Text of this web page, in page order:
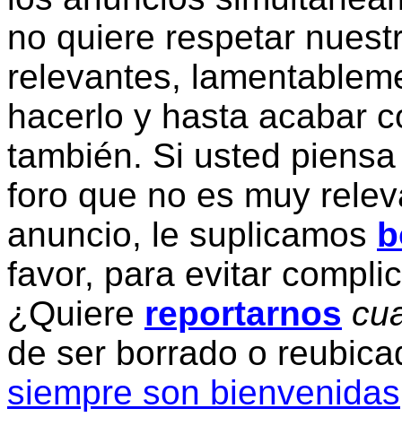
no quiere respetar
relevantes,
hacerlo y hasta acabar
también. Si usted
foro que no es muy
anuncio, le suplicamos
favor, para evitar
¿Quiere reportarnos
de ser borrado o
siempre son bienvenidas